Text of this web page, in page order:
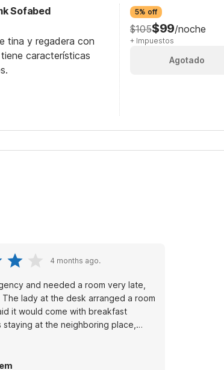
Sofabed
tina y regadera con
características
5% off
$105$99/noche
+ Impuestos
Agotado
4 months ago.
and needed a room very late,
The lady at the desk arranged a room
it would come with breakfast
staying at the neighboring place,
Of course, there was no
that hotel's lobby was closed. But
and the room was clean. There is a